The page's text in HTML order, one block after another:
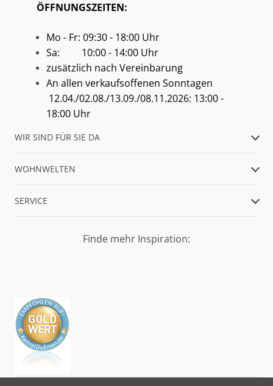
ÖFFNUNGSZEITEN:
Mo - Fr: 09:30 - 18:00 Uhr
Sa: 10:00 - 14:00 Uhr
zusätzlich nach Vereinbarung
An allen verkaufsoffenen Sonntagen
12.04./02.08./13.09./08.11.2026: 13:00 -
18:00 Uhr
WIR SIND FÜR SIE DA
WOHNWELTEN
SERVICE
Finde mehr Inspiration: